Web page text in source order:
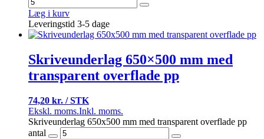
Læg i kurv
Leveringstid 3-5 dage
Skriveunderlag 650×500 mm med
transparent overflade pp
74,20 kr. / STK
Ekskl. moms.Inkl. moms.
Skriveunderlag 650x500 mm med transparent overflade pp
antal